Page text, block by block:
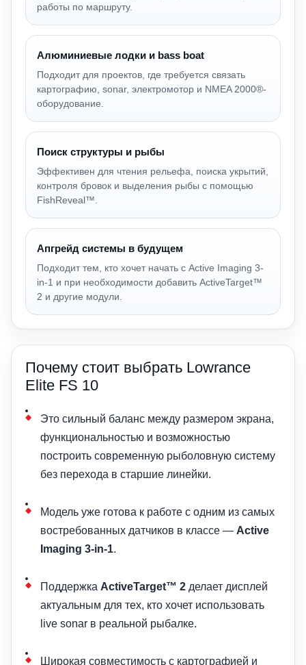
работы по маршруту.
Алюминиевые лодки и bass boat
Подходит для проектов, где требуется связать
картографию, sonar, электромотор и NMEA 2000®-
оборудование.
Поиск структуры и рыбы
Эффективен для чтения рельефа, поиска укрытий,
контроля бровок и выделения рыбы с помощью
FishReveal™.
Апгрейд системы в будущем
Подходит тем, кто хочет начать с Active Imaging 3-
in-1 и при необходимости добавить ActiveTarget™
2 и другие модули.
Почему стоит выбрать Lowrance
Elite FS 10
Это сильный баланс между размером экрана,
функциональностью и возможностью
построить современную рыболовную систему
без перехода в старшие линейки.
Модель уже готова к работе с одним из самых
востребованных датчиков в классе — Active
Imaging 3-in-1.
Поддержка ActiveTarget™ 2 делает дисплей
актуальным для тех, кто хочет использовать
live sonar в реальной рыбалке.
Широкая совместимость с картографией и